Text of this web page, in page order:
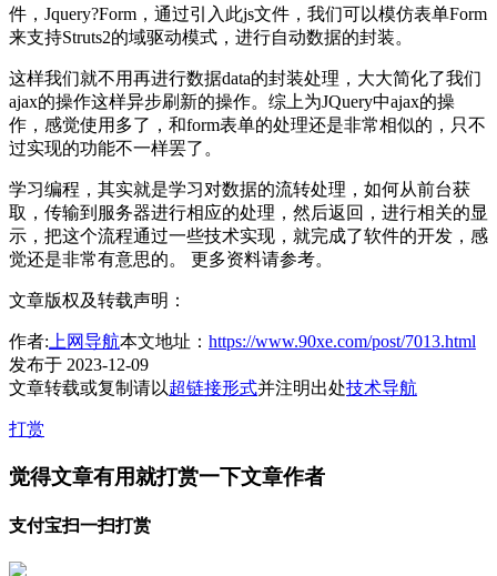
件，Jquery?Form，通过引入此js文件，我们可以模仿表单Form
来支持Struts2的域驱动模式，进行自动数据的封装。
这样我们就不用再进行数据data的封装处理，大大简化了我们
ajax的操作这样异步刷新的操作。综上为JQuery中ajax的操
作，感觉使用多了，和form表单的处理还是非常相似的，只不
过实现的功能不一样罢了。
学习编程，其实就是学习对数据的流转处理，如何从前台获
取，传输到服务器进行相应的处理，然后返回，进行相关的显
示，把这个流程通过一些技术实现，就完成了软件的开发，感
觉还是非常有意思的。 更多资料请参考。
文章版权及转载声明：
作者: 上网导航本文地址： https://www.90xe.com/post/7013.html
发布于 2023-12-09
文章转载或复制请以超链接形式并注明出处技术导航
打赏
觉得文章有用就打赏一下文章作者
支付宝扫一扫打赏